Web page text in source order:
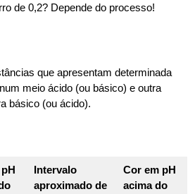
de 0,2? Depende do processo!
que apresentam determinada
meio ácido (ou básico) e outra
básico (ou ácido).
Intervalo
aproximado de
Cor em pH
acima do